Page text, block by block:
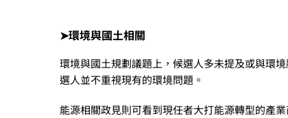
➤環境與國土相關
環境與國土規劃議題上，候選人多未提及或與環
選人並不重視現有的環境問題。
能源相關政見則可看到現任者大打能源轉型的產